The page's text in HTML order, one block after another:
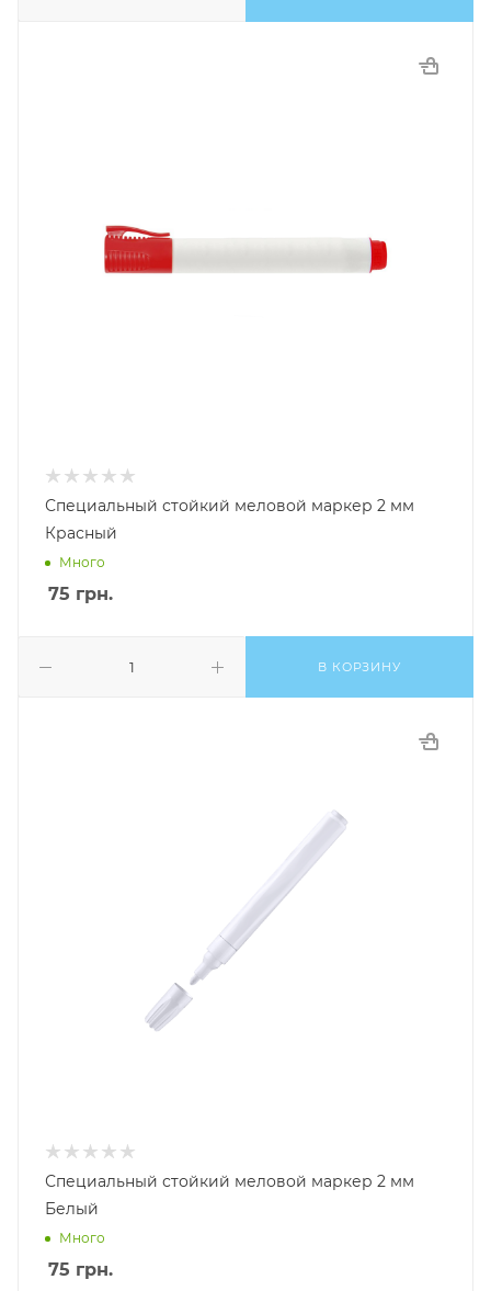
Специальный стойкий меловой маркер 2 мм
Красный
Много
75 грн.
В КОРЗИНУ
Специальный стойкий меловой маркер 2 мм
Белый
Много
75 грн.